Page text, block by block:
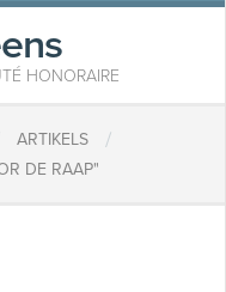
HONORAIRE
ARTIKELS /
DE RAAP"